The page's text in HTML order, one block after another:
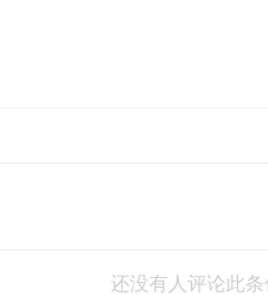
还没有人评论此条